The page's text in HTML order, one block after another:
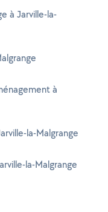
à Jarville-la-
à
la-Malgrange
la-Malgrange